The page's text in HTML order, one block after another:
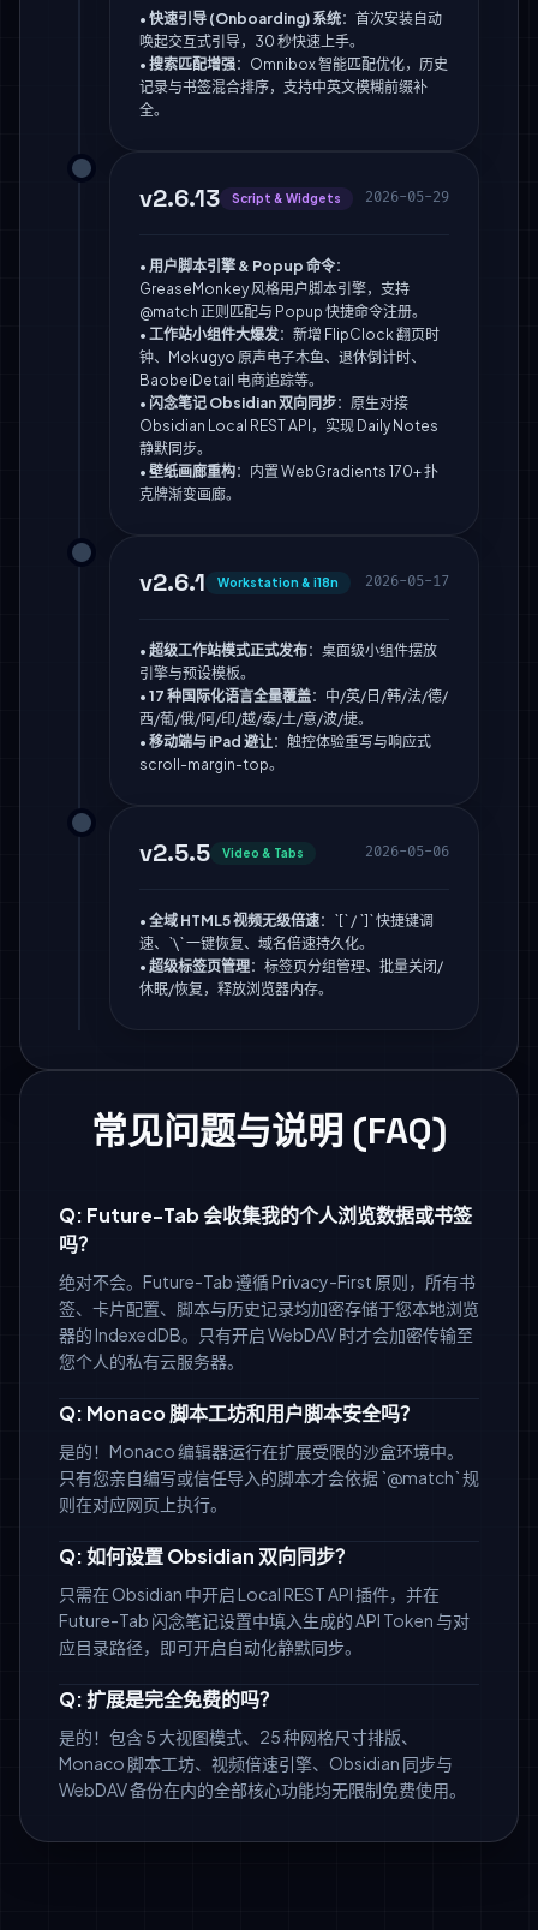
• 快速引导 (Onboarding) 系统：首次安装自动
唤起交互式引导，30 秒快速上手。
• 搜索匹配增强：Omnibox 智能匹配优化，历史
记录与书签混合排序，支持中英文模糊前缀补
全。
v2.6.13 Script & Widgets 2026-05-29
• 用户脚本引擎 & Popup 命令：
GreaseMonkey 风格用户脚本引擎，支持
@match 正则匹配与 Popup 快捷命令注册。
• 工作站小组件大爆发：新增 FlipClock 翻页时
钟、Mokugyo 原声电子木鱼、退休倒计时、
BaobeiDetail 电商追踪等。
• 闪念笔记 Obsidian 双向同步：原生对接
Obsidian Local REST API，实现 Daily Notes
静默同步。
• 壁纸画廊重构：内置 WebGradients 170+ 扑
克牌渐变画廊。
v2.6.1 Workstation & i18n 2026-05-17
• 超级工作站模式正式发布：桌面级小组件摆放
引擎与预设模板。
• 17 种国际化语言全量覆盖：中/英/日/韩/法/德/
西/葡/俄/阿/印/越/泰/土/意/波/捷。
• 移动端与 iPad 避让：触控体验重写与响应式
scroll-margin-top。
v2.5.5 Video & Tabs 2026-05-06
• 全域 HTML5 视频无级倍速：`[` / `]` 快捷键调
速、`\` 一键恢复、域名倍速持久化。
• 超级标签页管理：标签页分组管理、批量关闭/
休眠/恢复，释放浏览器内存。
常见问题与说明 (FAQ)
Q: Future-Tab 会收集我的个人浏览数据或书签
吗？
绝对不会。Future-Tab 遵循 Privacy-First 原则，所有书
签、卡片配置、脚本与历史记录均加密存储于您本地浏览
器的 IndexedDB。只有开启 WebDAV 时才会加密传输至
您个人的私有云服务器。
Q: Monaco 脚本工坊和用户脚本安全吗？
是的！Monaco 编辑器运行在扩展受限的沙盒环境中。
只有您亲自编写或信任导入的脚本才会依据 `@match` 规
则在对应网页上执行。
Q: 如何设置 Obsidian 双向同步？
只需在 Obsidian 中开启 Local REST API 插件，并在
Future-Tab 闪念笔记设置中填入生成的 API Token 与对
应目录路径，即可开启自动化静默同步。
Q: 扩展是完全免费的吗？
是的！包含 5 大视图模式、25 种网格尺寸排版、
Monaco 脚本工坊、视频倍速引擎、Obsidian 同步与
WebDAV 备份在内的全部核心功能均无限制免费使用。